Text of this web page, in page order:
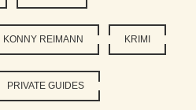
KONNY REIMANN KRIMI
PRIVATE GUIDES